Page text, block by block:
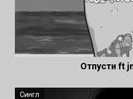
Отпусти ft
Сингл